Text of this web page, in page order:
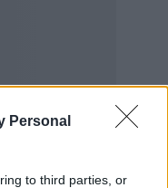
Personal
to third parties, or